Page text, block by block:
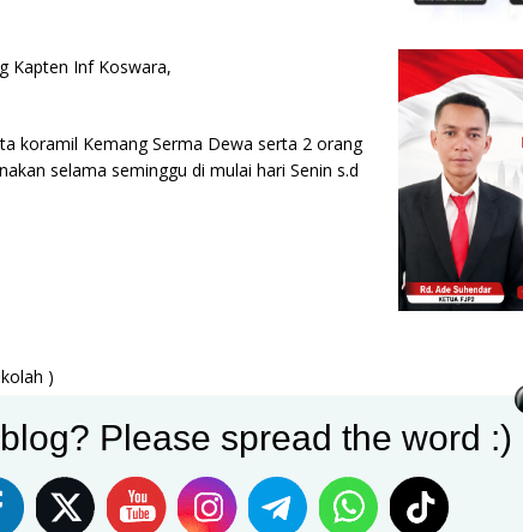
Kapten Inf Koswara,
koramil Kemang Serma Dewa serta 2 orang
selama seminggu di mulai hari Senin s.d
)
dengan situasi aman dan
Please spread the word :)